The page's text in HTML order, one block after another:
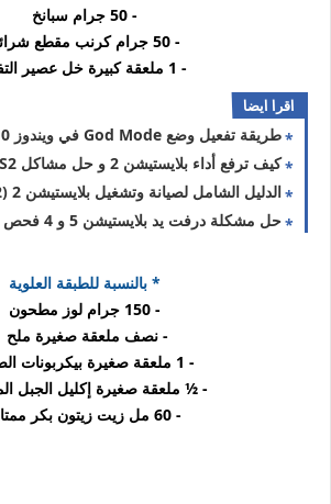
- 50 جرام سبانخ
- 50 جرام كرنب مقطع شرائح
- 1 ملعقة كبيرة خل عصير التفاح
اقرا ايضا
طريقة تفعيل وضع God Mode في ويندوز 10
كيف ترفع أداء بلايستيشن 2 و حل مشاكل PS2 لعام 2026
الدليل الشامل لصيانة وتشغيل بلايستيشن 2 (PS2) في 2026
حل مشكلة درفت يد بلايستيشن 5 و 4 فحص وإصلاح نهائي 2026
* بالنسبة للطبقة العلوية
- 150 جرام لوز مطحون
- نصف ملعقة صغيرة ملح
- 1 ملعقة صغيرة بيكربونات الصودا
- ½ ملعقة صغيرة إكليل الجبل
- 60 مل زيت زيتون بكر ممتاز.